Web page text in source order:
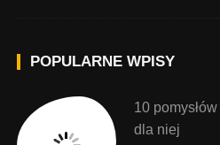
POPULARNE WPISY
10
dla niej